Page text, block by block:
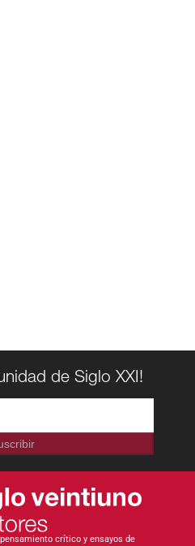
de Siglo XXI!
crítico y ensayos de